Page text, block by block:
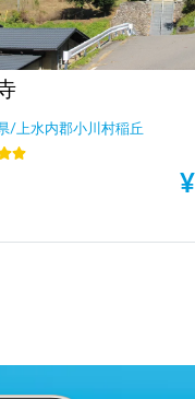
/上水内郡小川村稲丘
¥